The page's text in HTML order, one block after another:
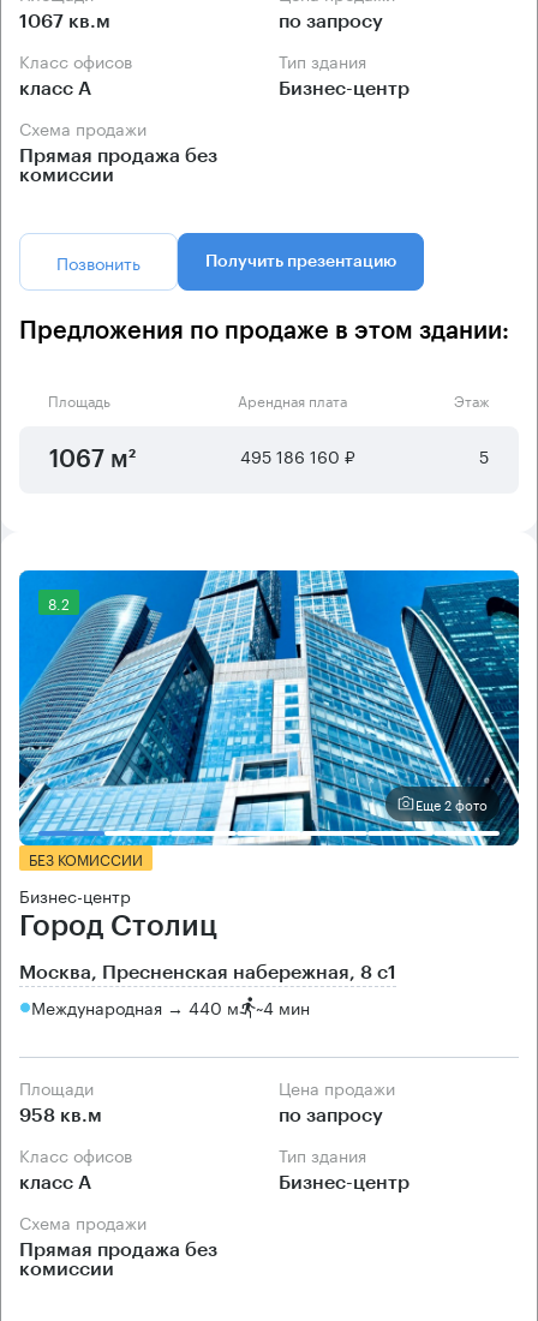
1067 кв.м по запросу
Класс офисов
класс А
Тип здания
Бизнес-центр
Схема продажи
Прямая продажа без
комиссии
Позвонить Получить презентацию
Предложения по продаже в этом здании:
Площадь Арендная плата Этаж
1067 м² 495 186 160 ₽ 5
8.2
Еще 2 фото
БЕЗ КОМИССИИ
Бизнес-центр
Город Столиц
Москва, Пресненская набережная, 8 с1
Международная → 440 м ~4 мин
Площади
958 кв.м
Цена продажи
по запросу
Класс офисов
класс А
Тип здания
Бизнес-центр
Схема продажи
Прямая продажа без
комиссии